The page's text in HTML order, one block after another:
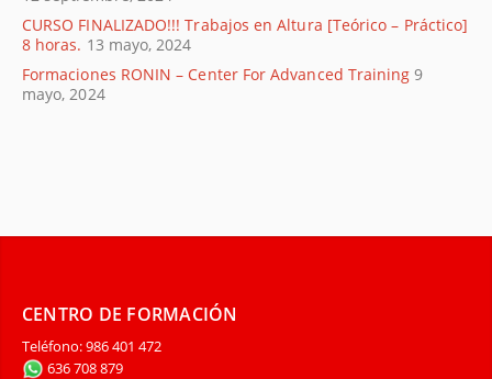
CURSO FINALIZADO!!! Trabajos en Altura [Teórico – Práctico]
8 horas. 13 mayo, 2024
Formaciones RONIN – Center For Advanced Training 9
mayo, 2024
CENTRO DE FORMACIÓN
Teléfono: 986 401 472
636 708 879